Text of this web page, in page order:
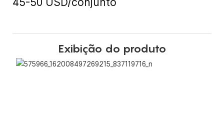
Exibição do produto